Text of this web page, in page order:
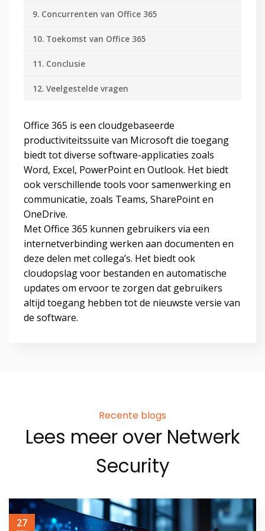
9. Concurrenten van Office 365
10. Toekomst van Office 365
11. Conclusie
12. Veelgestelde vragen
Office 365 is een cloudgebaseerde
productiviteitssuite van Microsoft die toegang
biedt tot diverse software-applicaties zoals
Word, Excel, PowerPoint en Outlook. Het biedt
ook verschillende tools voor samenwerking en
communicatie, zoals Teams, SharePoint en
OneDrive.
Met Office 365 kunnen gebruikers via een
internetverbinding werken aan documenten en
deze delen met collega’s. Het biedt ook
cloudopslag voor bestanden en automatische
updates om ervoor te zorgen dat gebruikers
altijd toegang hebben tot de nieuwste versie van
de software.
Recente blogs
Lees meer over Netwerk
Security
27